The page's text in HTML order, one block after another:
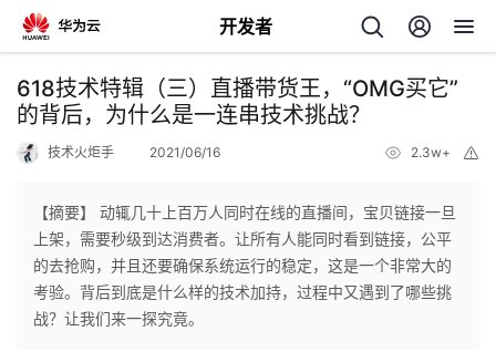
开发者
返
回
个
人
我
618技术特辑（三）直播带货王，“OMG买它”
的背后，为什么是一连串技术挑战？
技术火炬手 2021/06/16 2.3w+
【摘要】 动辄几十上百万人同时在线的直播间，宝贝链接一旦
上架，需要秒级到达消费者。让所有人能同时看到链接，公平
的去抢购，并且还要确保系统运行的稳定，这是一个非常大的
考验。背后到底是什么样的技术加持，过程中又遇到了哪些挑
战？让我们来一探究竟。